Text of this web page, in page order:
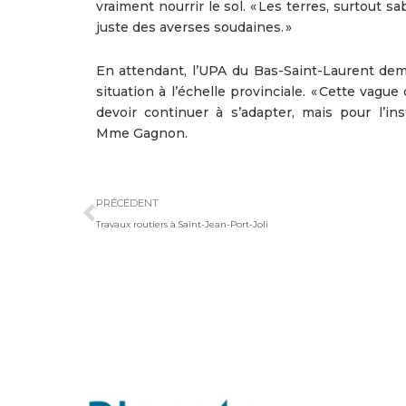
vraiment nourrir le sol. « Les terres, surtout
juste des averses soudaines. »
En attendant, l’UPA du Bas-Saint-Laurent
situation à l’échelle provinciale. « Cette
devoir continuer à s’adapter, mais pour
Mme Gagnon.
PRÉCÉDENT
Travaux routiers à Saint-Jean-Port-Joli